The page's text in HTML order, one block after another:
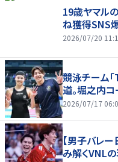
19歳ヤマル
ね獲得SNS
2026/07/20
競泳チーム
道。堀之内
2026/07/17
【男子バレ
み解くVNL